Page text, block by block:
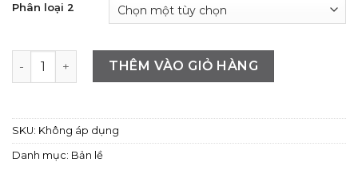
Phân loại 2
Bản lề MINI đóng cửa tự động bằng hợp kim thép không
THÊM VÀO GIỎ HÀNG
SKU: Không áp dụng
Danh mục: Bản lề